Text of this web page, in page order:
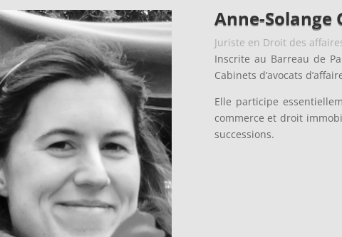
Anne-Solange
Juriste en Droit des
Inscrite au Barreau de
Cabinets d’avocats
Elle participe
commerce et droit
successions.